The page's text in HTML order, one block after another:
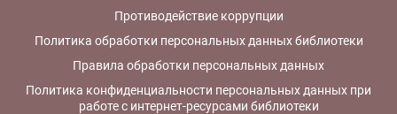
Противодействие коррупции
Политика обработки персональных данных библиотеки
Правила обработки персональных данных
Политика конфиденциальности персональных данных при
работе с интернет-ресурсами библиотеки